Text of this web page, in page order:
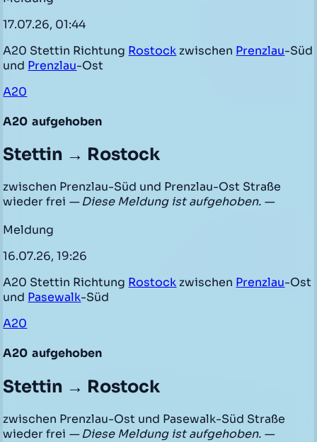
17.07.26, 01:44
A20 Stettin Richtung Rostock zwischen Prenzlau-Süd
und Prenzlau-Ost
A20
A20 aufgehoben
Stettin → Rostock
zwischen Prenzlau-Süd und Prenzlau-Ost Straße
wieder frei — Diese Meldung ist aufgehoben. —
Meldung
16.07.26, 19:26
A20 Stettin Richtung Rostock zwischen Prenzlau-Ost
und Pasewalk-Süd
A20
A20 aufgehoben
Stettin → Rostock
zwischen Prenzlau-Ost und Pasewalk-Süd Straße
wieder frei — Diese Meldung ist aufgehoben. —